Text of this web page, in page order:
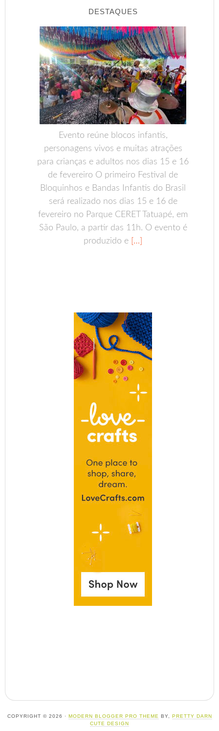
DESTAQUES
Evento reúne blocos infantis,
personagens vivos e muitas atrações
para crianças e adultos nos dias 15 e 16
de fevereiro O primeiro Festival de
Bloquinhos e Bandas Infantis do Brasil
será realizado nos dias 15 e 16 de
fevereiro no Parque CERET Tatuapé, em
São Paulo, a partir das 11h. O evento é
produzido e […]
COPYRIGHT © 2026 · MODERN BLOGGER PRO THEME BY, PRETTY DARN
CUTE DESIGN